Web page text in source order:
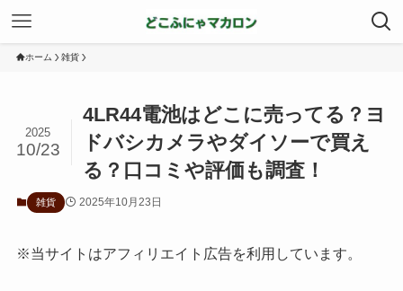
ホーム 雑貨
4LR44電池はどこに売ってる？ヨ
ドバシカメラやダイソーで買え
る？口コミや評価も調査！
2025
10/23
雑貨 2025年10月23日
※当サイトはアフィリエイト広告を利用しています。